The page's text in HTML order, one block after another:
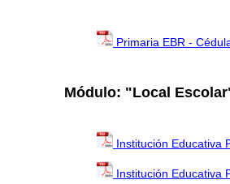
Primaria EBR -
Módulo: "Local
Institución Educativa
Institución Educativa